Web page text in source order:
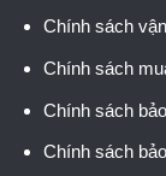
Chính sách
Chính sách
Chính sách
Chính sách